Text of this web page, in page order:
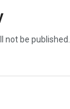
not be published.